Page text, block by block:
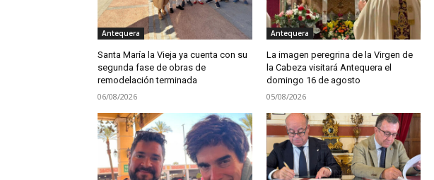
Antequera
Santa María la Vieja ya cuenta con su
segunda fase de obras de
remodelación terminada
06/08/2026
Antequera
La imagen peregrina de la Virgen de
la Cabeza visitará Antequera el
domingo 16 de agosto
05/08/2026